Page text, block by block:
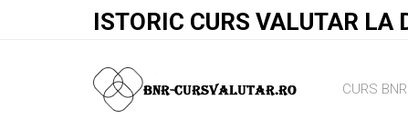
ISTORIC CURS VALUTAR
CURS